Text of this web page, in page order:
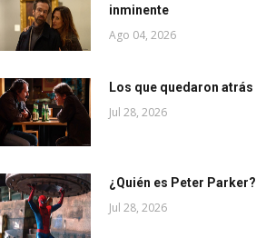
inminente
Ago 04, 2026
Los que quedaron atrás
Jul 28, 2026
¿Quién es Peter Parker?
Jul 28, 2026